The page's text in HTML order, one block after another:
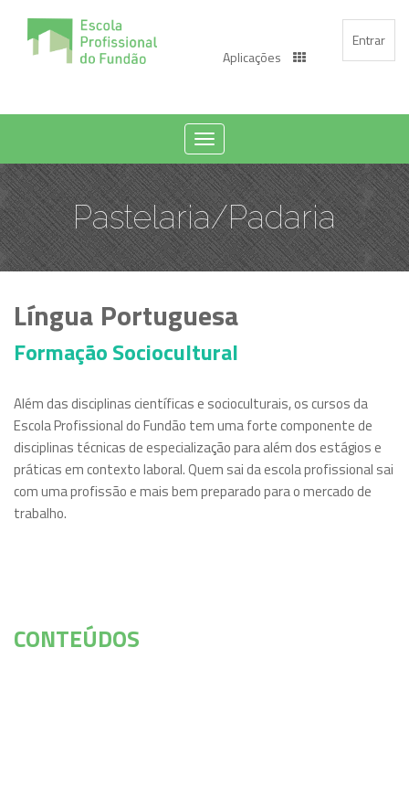
Entrar
Aplicações
Toggle
navigation
Pastelaria/Padaria
Língua Portuguesa
Formação Sociocultural
Além das disciplinas científicas e socioculturais, os cursos da
Escola Profissional do Fundão tem uma forte componente de
disciplinas técnicas de especialização para além dos estágios e
práticas em contexto laboral. Quem sai da escola profissional sai
com uma profissão e mais bem preparado para o mercado de
trabalho.
CONTEÚDOS